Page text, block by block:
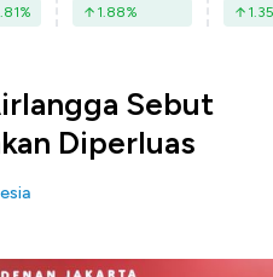
% 1.88% 1.35
Sebut
Diperluas